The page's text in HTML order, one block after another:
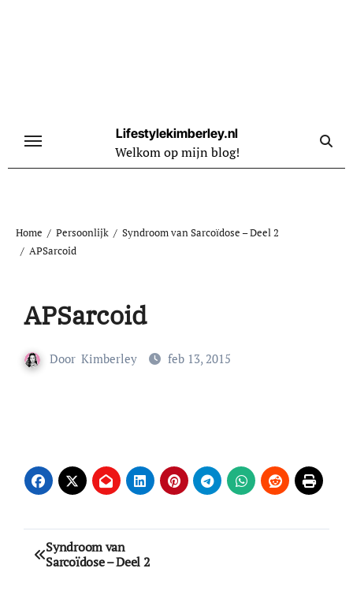
Lifestylekimberley.nl
Welkom op mijn blog!
Home Persoonlijk
Syndroom van Sarcoïdose – Deel 2
APSarcoid
APSarcoid
Door Kimberley feb 13, 2015
Bericht
navigatie
Syndroom van
Sarcoïdose – Deel 2